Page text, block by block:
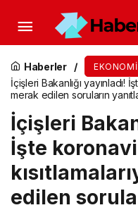
Haberler EKONOMI
İçişleri Bakanlığı yayınladı!
merak edilen soruların
İçişleri
İşte
edilen
Borcu olanlar dikkat!
başvuru tarihi 31